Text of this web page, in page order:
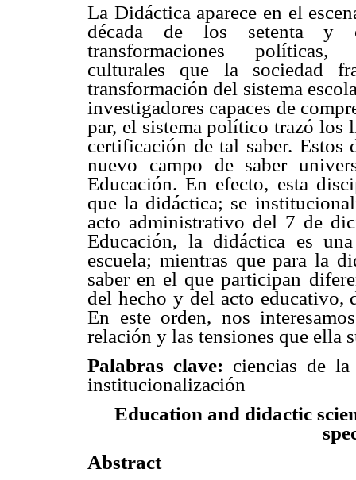
La Didáctica aparece en el
década de los setenta y
transformaciones
culturales que la sociedad
transformación del sistema
investigadores capaces de
par, el sistema político trazó los
certificación de tal saber. Estos
nuevo campo de saber
Educación. En efecto, esta
que la didáctica; se
acto administrativo del 7 de
Educación, la didáctica es
escuela; mientras que para la
saber en el que participan
del hecho y del acto educativo,
En este orden, nos
relación y las tensiones que ella
Palabras clave: ciencias de
institucionalización
Education and didactic
Abstract